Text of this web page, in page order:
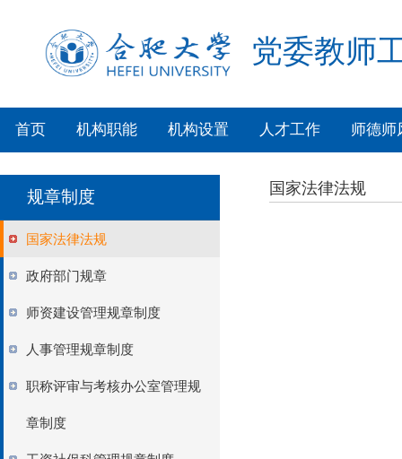
党委教师
首页 机构职能 机构设置 人才工作 师德师
规章制度
国家法律法规
政府部门规章
师资建设管理规章制度
人事管理规章制度
职称评审与考核办公室管理规
章制度
国家法律法规